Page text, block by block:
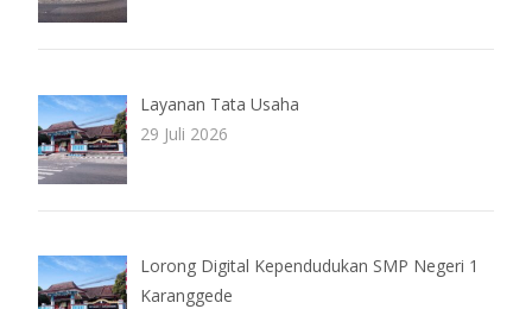
Layanan Tata Usaha
29 Juli 2026
Lorong Digital Kependudukan SMP Negeri 1
Karanggede